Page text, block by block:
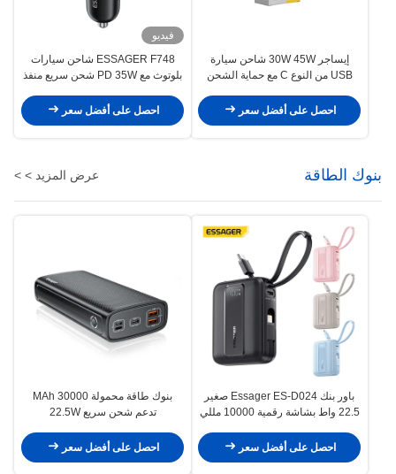
إيساجر 30W 45W شاحن سيارة
USB من النوع C مع حماية الشحن
احصل على أفضل سعر
فيديو
ESSAGER F748 شاحن سيارات
بلوتوث مع PD 35W شحن سريع منفذ
24V فولت المدخل
احصل على أفضل سعر
بنوك الطاقة عرض المزيد > >
باور بنك Essager ES-D024 صغير
22.5 واط بشاشة رقمية 10000 مللي
كابل مدمج
احصل على أفضل سعر
بنوك طاقة محمولة 30000 MAh
تدعم شحن سريع 22.5W
احصل على أفضل سعر